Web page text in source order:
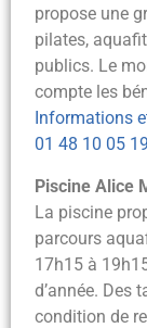
propose une
pilates,
publics. Le
compte les
Informations
01 48 10 05
Piscine Alice
La piscine
parcours
17h15 à
d’année. Des
condition de